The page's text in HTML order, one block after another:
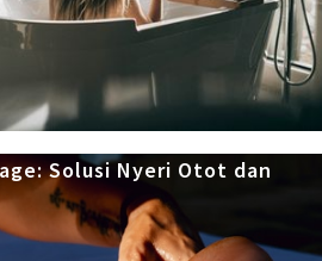
Solusi Nyeri Otot dan